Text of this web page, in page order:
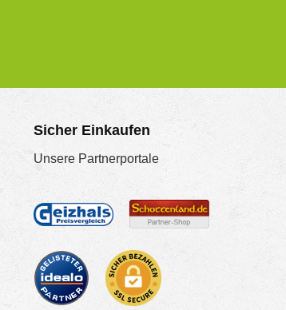
Sicher Einkaufen
Unsere Partnerportale